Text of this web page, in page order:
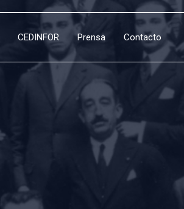
CEDINFOR Prensa Contacto